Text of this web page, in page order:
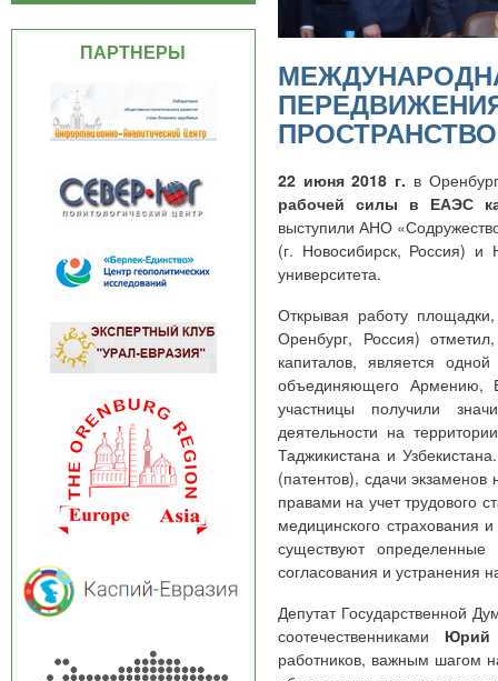
ПАРТНЕРЫ
22 июня 2018 г. в
рабочей силы в ЕАЭС
выступили АНО
(г. Новосибирск, Россия) и
университета.
Открывая работу
Оренбург, Россия)
капиталов, является
объединяющего Армению,
участницы получили
деятельности на
Таджикистана и
(патентов), сдачи
правами на учет трудового
медицинского
существуют
согласования и устранения
Депутат Государственной
соотечественниками Юрий
работников, важным шагом